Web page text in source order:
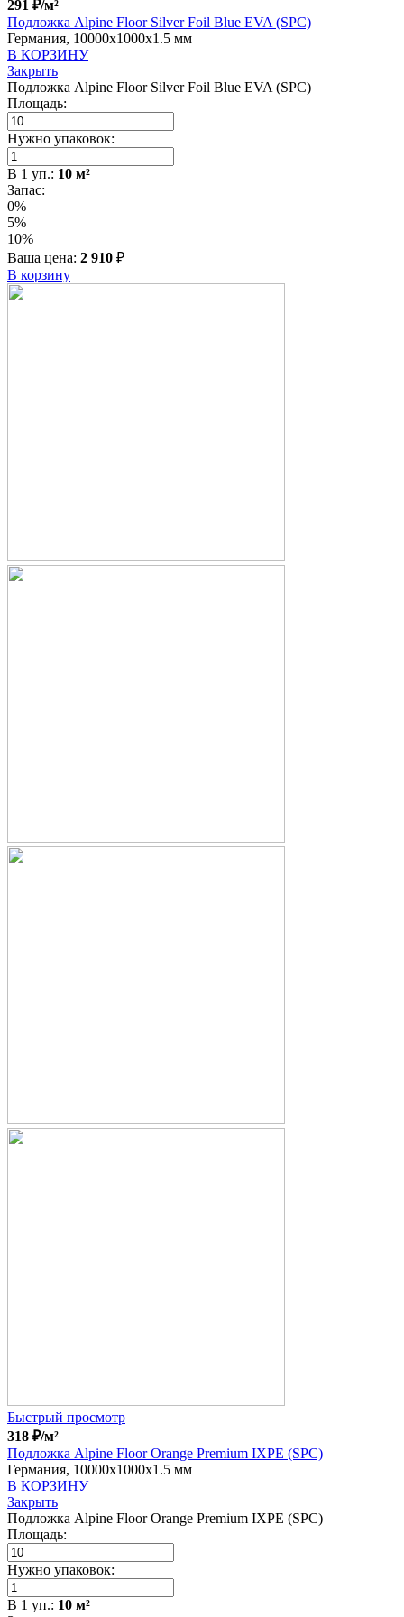
291 ₽/м²
Подложка Alpine Floor Silver Foil Blue EVA (SPC)
Германия, 10000x1000x1.5 мм
В КОРЗИНУ
Закрыть
Подложка Alpine Floor Silver Foil Blue EVA (SPC)
Площадь:
Нужно упаковок:
В 1 уп.: 10 м²
Запас:
0%
5%
10%
Ваша цена: 2 910 ₽
В корзину
Быстрый просмотр
318 ₽/м²
Подложка Alpine Floor Orange Premium IXPE (SPC)
Германия, 10000x1000x1.5 мм
В КОРЗИНУ
Закрыть
Подложка Alpine Floor Orange Premium IXPE (SPC)
Площадь:
Нужно упаковок:
В 1 уп.: 10 м²